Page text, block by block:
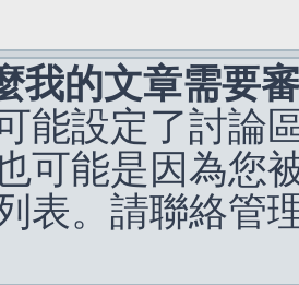
我的文章需要
能設定了討論
可能是因為您
表。請聯絡管